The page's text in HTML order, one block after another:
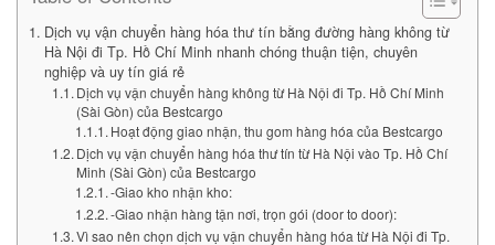
Dịch vụ vận chuyển hàng hóa thư tín bằng đường hàng không từ
Hà Nội đi Tp. Hồ Chí Minh nhanh chóng thuận tiện, chuyên
nghiệp và uy tín giá rẻ
Dịch vụ vận chuyển hàng không từ Hà Nội đi Tp. Hồ Chí Minh
(Sài Gòn) của Bestcargo
Hoạt động giao nhận, thu gom hàng hóa của Bestcargo
Dịch vụ vận chuyển hàng hóa thư tín từ Hà Nội vào Tp. Hồ Chí
Minh (Sài Gòn) của Bestcargo
-Giao kho nhận kho:
-Giao nhận hàng tận nơi, trọn gói (door to door):
Vì sao nên chọn dịch vụ vận chuyển hàng hóa từ Hà Nội đi Tp.